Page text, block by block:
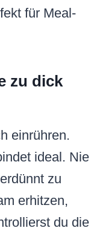
für Meal-
zu dick
einrühren.
ideal. Nie
zu
erhitzen,
du die